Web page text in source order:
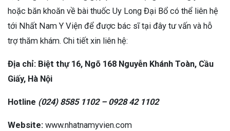
hoặc băn khoăn về bài thuốc Uy Long Đại Bổ có thể liên hệ
tới Nhất Nam Y Viện để được bác sĩ tại đây tư vấn và hỗ
trợ thăm khám. Chi tiết xin liên hệ:
Địa chỉ: Biệt thự 16, Ngõ 168 Nguyễn Khánh Toàn, Cầu
Giấy, Hà Nội
Hotline (024) 8585 1102 – 0928 42 1102
Website: www.nhatnamyvien.com